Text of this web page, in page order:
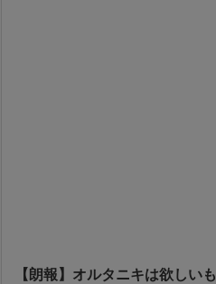
【朗報】オルタニキは欲しい